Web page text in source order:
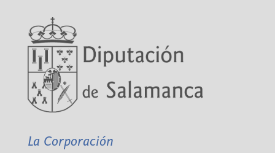
La Corporación